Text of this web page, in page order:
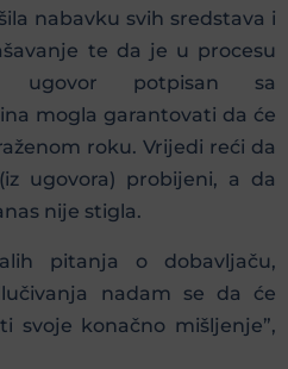
nabavku svih sredstava i
te da je u procesu
ugovor potpisan sa
mogla garantovati da će
roku. Vrijedi reći da
ugovora) probijeni, a da
nije stigla.
pitanja o dobavljaču,
nadam se da će
svoje konačno mišljenje”,